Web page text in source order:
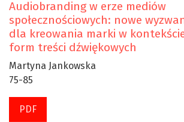
Audiobranding w erze mediów
społecznościowych: nowe
dla kreowania marki w
form treści dźwiękowych
Martyna Jankowska
75-85
PDF